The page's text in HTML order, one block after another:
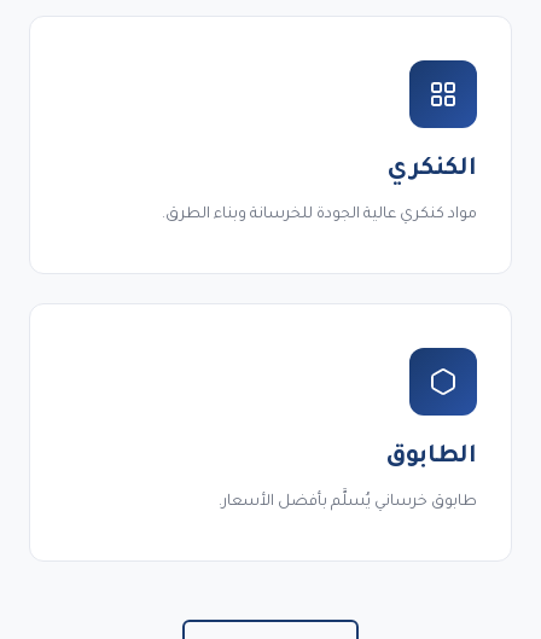
الكنكري
مواد كنكري عالية الجودة للخرسانة وبناء الطرق.
الطابوق
طابوق خرساني يُسلَّم بأفضل الأسعار.